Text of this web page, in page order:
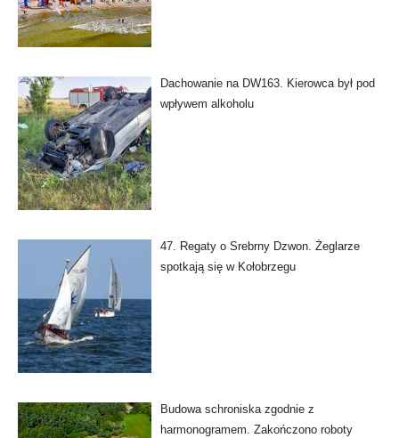
Dachowanie na DW163. Kierowca był pod
wpływem alkoholu
47. Regaty o Srebrny Dzwon. Żeglarze
spotkają się w Kołobrzegu
Budowa schroniska zgodnie z
harmonogramem. Zakończono roboty